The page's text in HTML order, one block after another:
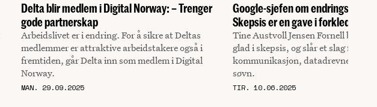
Delta blir medlem i Digital Norway: – Trenger
gode partnerskap
Arbeidslivet er i endring. For å sikre at Deltas
medlemmer er attraktive arbeidstakere også i
fremtiden, går Delta inn som medlem i Digital
Norway.
MAN. 29.09.2025
Google-sjefen om
Skepsis er en gave i forkledning
Tine Austvoll Jensen Fornell blir
glad i skepsis, og slår et slag for god
kommunikasjon, datadrevne
søvn.
TIR. 10.06.2025